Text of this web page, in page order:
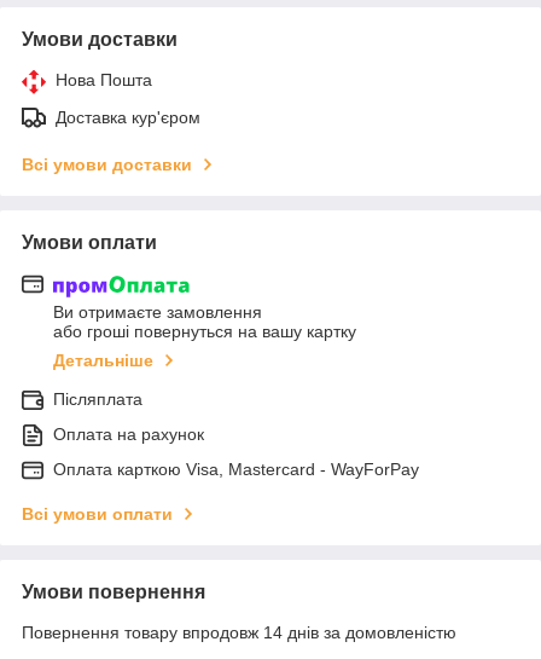
Умови доставки
Нова Пошта
Доставка кур'єром
Всі умови доставки
Умови оплати
Ви отримаєте замовлення
або гроші повернуться на вашу картку
Детальніше
Післяплата
Оплата на рахунок
Оплата карткою Visa, Mastercard - WayForPay
Всі умови оплати
Умови повернення
Повернення товару впродовж 14 днів за домовленістю